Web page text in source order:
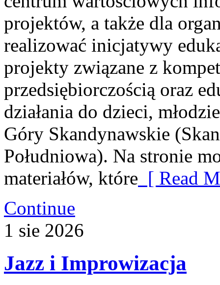
projektów, a także dla
realizować inicjatywy
projekty związane z
przedsiębiorczością oraz
działania do dzieci,
Góry Skandynawskie
Południowa). Na stronie
materiałów, które [ Read
Continue
1 sie 2026
Jazz i Improwizacja